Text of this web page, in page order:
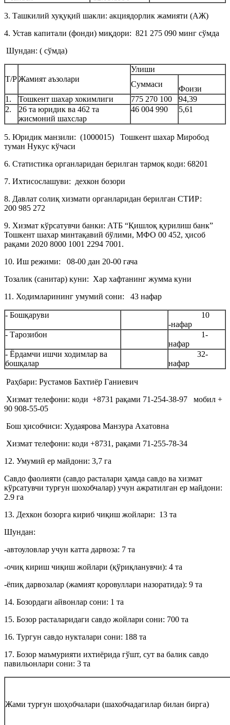
3. Ташкилий хуқуқий шакли: акциядорлик жамияти (АЖ)
4. Устав капитали (фонди) миқдори: 821 275 090 минг сўмда
Шундан: ( сўмда)
Т/РЖамият аъзолари
Улиши
Суммаси
Фоизи
1.
Тошкент шахар хокимлиги 775 270 100
94,39
2.
26 та юридик ва 462 та
жисмоний шахслар
46 004 990 5,61
5. Юридик манзили: (1000015) Тошкент шахар Миробод
туман Нукус кўчаси
6. Статистика органларидан берилган тармоқ коди: 68201
7. Ихтисослашуви: дехкон бозори
8. Давлат солиқ хизмати органларидан берилган СТИР:
200 985 272
9. Хизмат кўрсатувчи банки: АТБ “Қишлоқ қурилиш банк”
Тошкент шахар минтақавий бўлими, МФО 00 452, ҳисоб
рақами 2020 8000 1001 2294 7001.
10. Иш режими: 08-00 дан 20-00 гача
Тозалик (санитар) куни: Хар хафтанинг жумма куни
11. Ходимларининг умумий сони: 43 нафар
- Бошқаруви
10
-нафар
- Тарозибон
1-
нафар
- Ёрдамчи ишчи ходимлар ва
бошқалар
32-
нафар
Раҳбари: Рустамов Бахтиёр Ганиевич
Хизмат телефони: коди +8731 рақами 71-254-38-97 мобил +
90 908-55-05
Бош ҳисобчиси: Худаярова Манзура Ахатовна
Хизмат телефони: коди +8731, рақами 71-255-78-34
12. Умумий ер майдони: 3,7 га
Савдо фаолияти (савдо расталари ҳамда савдо ва хизмат
кўрсатувчи турғун шохобчалар) учун ажратилган ер майдони:
2.9 га
13. Дехкон бозорга кириб чиқиш жойлари: 13 та
Шундан:
-автоуловлар учун катта дарвоза: 7 та
-очиқ кириш чиқиш жойлари (қўриқланувчи): 4 та
-ёпиқ дарвозалар (жамият қоровуллари назоратида): 9 та
14. Бозордаги айвонлар сони: 1 та
15. Бозор расталаридаги савдо жойлари сони: 700 та
16. Тургун савдо нукталари сони: 188 та
17. Бозор маъмурияти ихтиёрида гўшт, сут ва балик савдо
павильонлари сони: 3 та
Жами турғун шоҳобчалари (шахобчадагилар билан бирга)